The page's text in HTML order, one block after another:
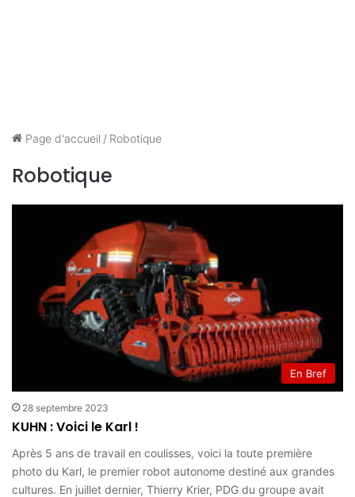
Page d'accueil / Robotique
Robotique
En Bref
28 septembre 2023
KUHN : Voici le Karl !
Après 5 ans de travail en coulisses, voici la toute première
photo du Karl, le premier robot autonome destiné aux grandes
cultures. En juillet dernier, Thierry Krier, PDG du groupe avait